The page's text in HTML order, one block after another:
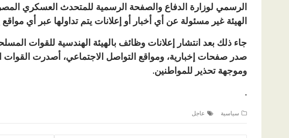
الرسمي لوزارة الدفاع والصفحة الرسمية للمتحدث العسكري
الهيئة غير مسئولة عن أي أخبار أو إعلانات يتم تداولها عبر أي
جاء ذلك بعد انتشار إعلانات وظائف بالهيئة الهندسية للقوات
صدر صفحات إخبارية، ومواقع التواصل الاجتماعي، أصدرت القوات
وموجهة تحذير للمواطنين.
.
سياسية عاجل